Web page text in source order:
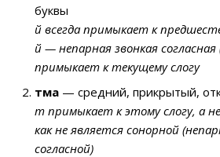
буквы
й всегда примыкает к
й — непарная звонкая согласная
примыкает к текущему слогу
тма — средний, прикрытый,
т примыкает к этому слогу, а
как не является сонорной
согласной)